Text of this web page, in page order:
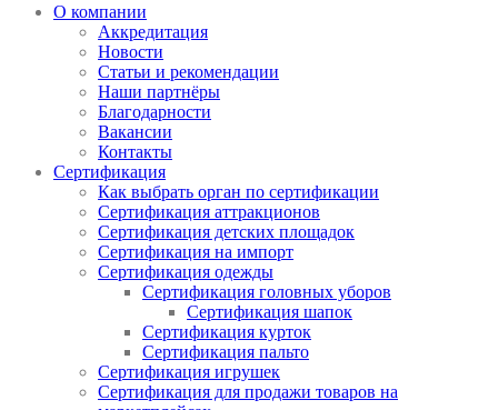
О компании
Аккредитация
Новости
Статьи и рекомендации
Наши партнёры
Благодарности
Вакансии
Контакты
Сертификация
Как выбрать орган по сертификации
Сертификация аттракционов
Сертификация детских площадок
Сертификация на импорт
Сертификация одежды
Сертификация головных уборов
Сертификация шапок
Сертификация курток
Сертификация пальто
Сертификация игрушек
Сертификация для продажи товаров на